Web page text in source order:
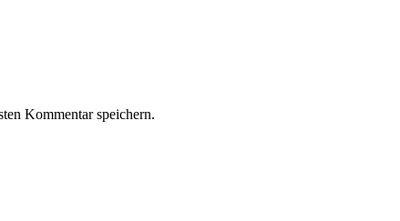
Kommentar speichern.